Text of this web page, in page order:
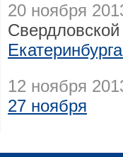
20 ноября
12 ноября
27 ноября